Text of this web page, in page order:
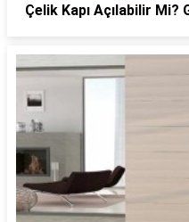
Çelik Kapı Açılabilir Mi?